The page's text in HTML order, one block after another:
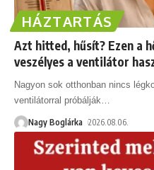
HÁZTARTÁS
Azt hitted, hűsít? Ezen a
veszélyes a ventilátor
Nagyon sok otthonban nincs
ventilátorral próbálják
Nagy Boglárka 2026.08.06.